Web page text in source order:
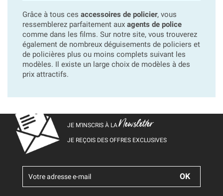
Grâce à tous ces accessoires de policier, vous
ressemblerez parfaitement aux agents de police
comme dans les films. Sur notre site, vous trouverez
également de nombreux déguisements de policiers et
de policières plus ou moins complets suivant les
modèles. Il existe un large choix de modèles à des
prix attractifs.
JE M’INSCRIS À LANewsletter
JE REÇOIS DES OFFRES EXCLUSIVES